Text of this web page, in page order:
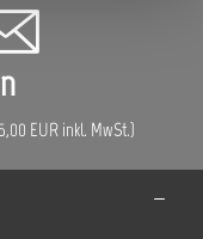
EUR inkl. MwSt.)